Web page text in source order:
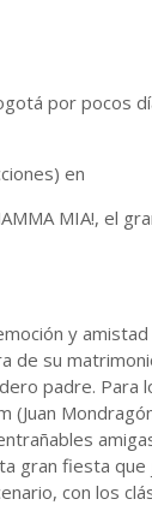
por pocos
en
MIA!, el
y
de su
padre. Para
(Juan
gran fiesta que
con los